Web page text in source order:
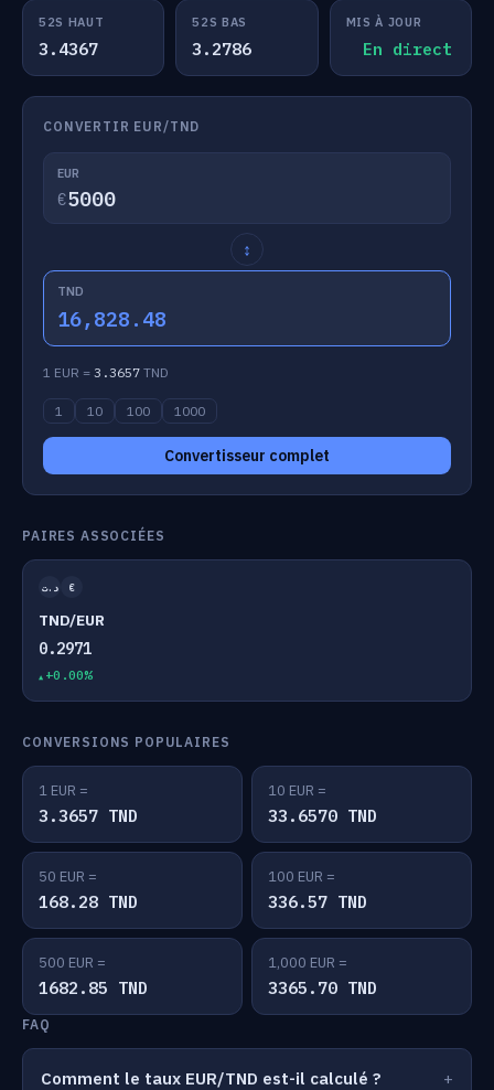
52S HAUT
3.4367
52S BAS
3.2786
MIS À JOUR
En direct
CONVERTIR EUR/TND
EUR
€
↕
TND
16,828.48
1 EUR = 3.3657 TND
1 10 100 1000
Convertisseur complet
PAIRES ASSOCIÉES
د.ت €
TND/EUR
0.2971
+0.00%
CONVERSIONS POPULAIRES
1 EUR =
3.3657 TND
10 EUR =
33.6570 TND
50 EUR =
168.28 TND
100 EUR =
336.57 TND
500 EUR =
1682.85 TND
1,000 EUR =
3365.70 TND
FAQ
Comment le taux EUR/TND est-il calculé ?